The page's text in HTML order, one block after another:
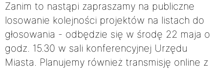
Zanim to nastąpi zapraszamy na publiczne
losowanie kolejności projektów na listach do
głosowania - odbędzie się w środę 22 maja o
godz. 15.30 w sali konferencyjnej Urzędu
Miasta. Planujemy również transmisję online z